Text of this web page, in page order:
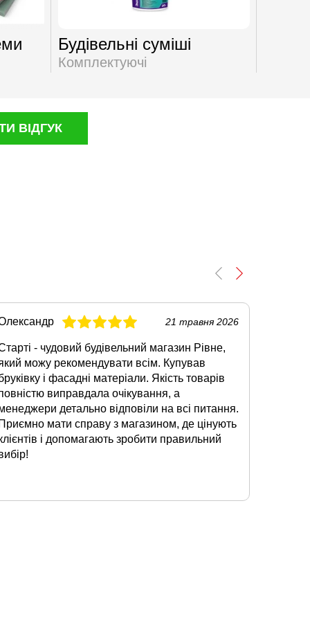
Будівельні суміші
Комплектуючі
ВІДГУК
21 травня 2026
- чудовий будівельний магазин Рівне,
можу рекомендувати всім. Купував
і фасадні матеріали. Якість товарів
виправдала очікування, а
детально відповіли на всі питання.
Приємно мати справу з магазином, де цінують
і допомагають зробити правильний